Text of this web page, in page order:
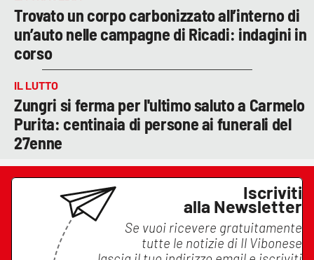
Trovato un corpo carbonizzato all’interno di
un’auto nelle campagne di Ricadi: indagini in
corso
IL LUTTO
Zungri si ferma per l'ultimo saluto a Carmelo
Purita: centinaia di persone ai funerali del
27enne
Iscriviti
alla Newsletter
Se vuoi ricevere gratuitamente
tutte le notizie di Il Vibonese